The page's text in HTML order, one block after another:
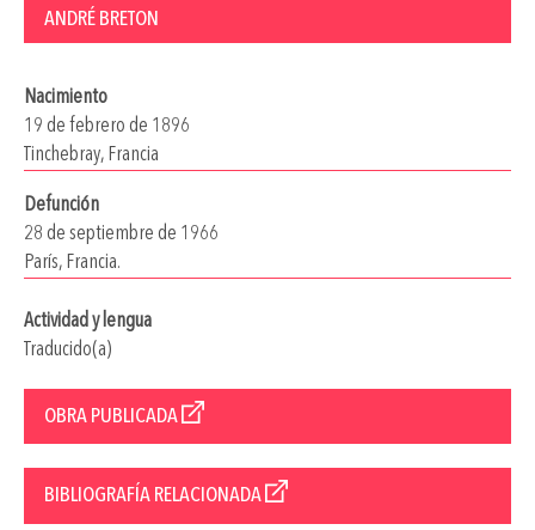
ANDRÉ BRETON
Nacimiento
19 de febrero de 1896
Tinchebray, Francia
Defunción
28 de septiembre de 1966
París, Francia.
Actividad y lengua
Traducido(a)
OBRA PUBLICADA
BIBLIOGRAFÍA RELACIONADA